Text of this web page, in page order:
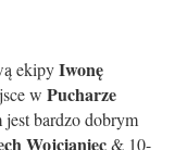
ekipyIwonę
w Pucharze
bardzo dobrym
Wojcianiec& 10-